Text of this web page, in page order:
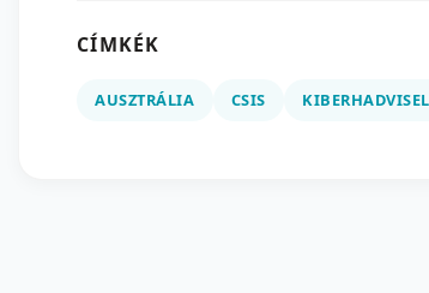
CÍMKÉK
AUSZTRÁLIA CSIS